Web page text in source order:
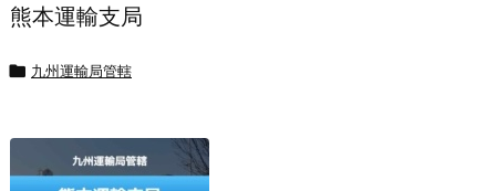
熊本運輸支局
 九州運輸局管轄